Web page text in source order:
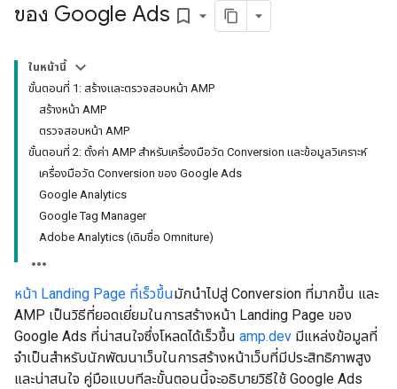
ของ Google Ads bookmark_border
ในหน้านี้
ขั้นตอนที่ 1: สร้างและตรวจสอบหน้า AMP
สร้างหน้า AMP
ตรวจสอบหน้า AMP
ขั้นตอนที่ 2: ตั้งค่า AMP สําหรับเครื่องมือวัด Conversion และข้อมูลวิเคราะห์
เครื่องมือวัด Conversion ของ Google Ads
Google Analytics
Google Tag Manager
Adobe Analytics (เดิมชื่อ Omniture)
หน้า Landing Page ที่เร็วขึ้นมักนำไปสู่ Conversion ที่มากขึ้น และ
AMP เป็นวิธีที่ยอดเยี่ยมในการสร้างหน้า Landing Page ของ
Google Ads ที่น่าสนใจซึ่งโหลดได้เร็วขึ้น amp.dev มีแหล่งข้อมูลที่
จำเป็นสำหรับนักพัฒนาเว็บในการสร้างหน้าเว็บที่มีประสิทธิภาพสูง
และน่าสนใจ คู่มือแบบทีละขั้นตอนนี้จะอธิบายวิธีใช้ Google Ads